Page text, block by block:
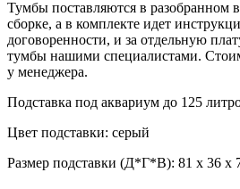
Тумбы поставляются в разобранном
сборке, а в комплекте идет
договоренности, и за отдельную
тумбы нашими специалистами.
у менеджера.
Подставка под аквариум до 125
Цвет подставки: серый
Размер подставки (Д*Г*В): 81 x 36 x